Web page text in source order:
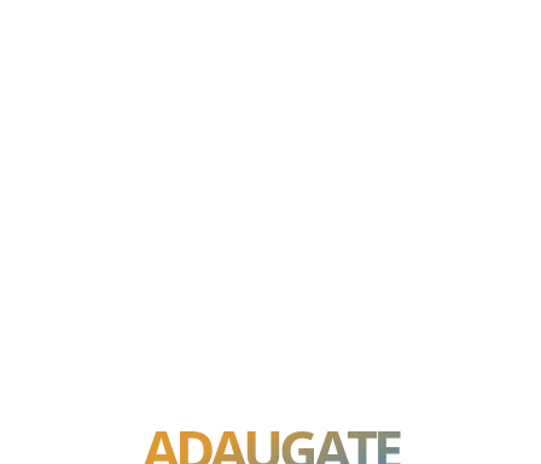
ADAUGATE